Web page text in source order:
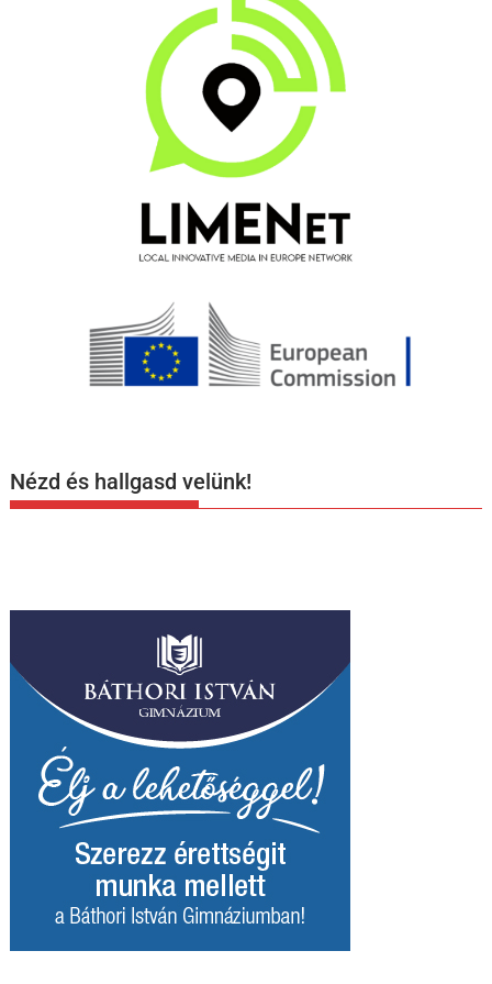
Nézd és hallgasd velünk!